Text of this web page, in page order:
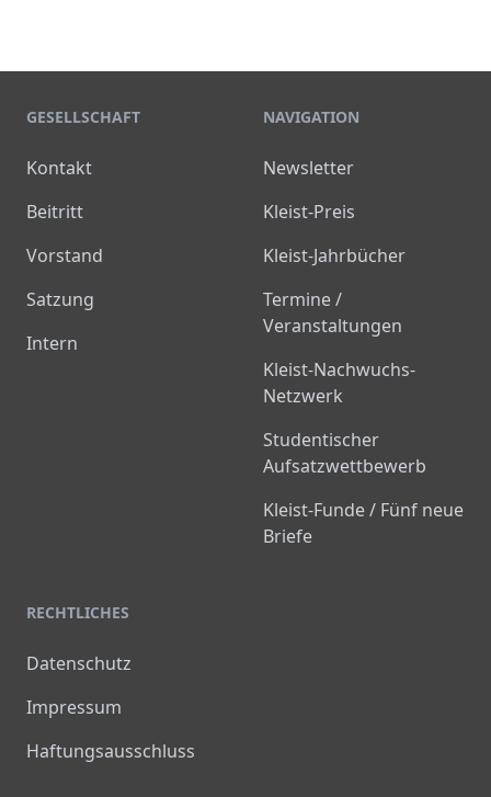
GESELLSCHAFT
Kontakt
Beitritt
Vorstand
Satzung
Intern
NAVIGATION
Newsletter
Kleist-Preis
Kleist-Jahrbücher
Termine /
Veranstaltungen
Kleist-Nachwuchs-
Netzwerk
Studentischer
Aufsatzwettbewerb
Kleist-Funde / Fünf neue
Briefe
RECHTLICHES
Datenschutz
Impressum
Haftungsausschluss